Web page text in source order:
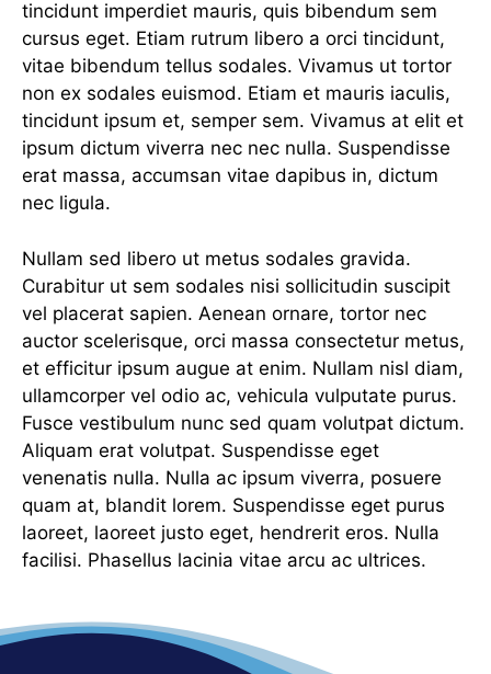
tincidunt imperdiet mauris, quis bibendum sem
cursus eget. Etiam rutrum libero a orci tincidunt,
vitae bibendum tellus sodales. Vivamus ut tortor
non ex sodales euismod. Etiam et mauris iaculis,
tincidunt ipsum et, semper sem. Vivamus at elit et
ipsum dictum viverra nec nec nulla. Suspendisse
erat massa, accumsan vitae dapibus in, dictum
nec ligula.
Nullam sed libero ut metus sodales gravida.
Curabitur ut sem sodales nisi sollicitudin suscipit
vel placerat sapien. Aenean ornare, tortor nec
auctor scelerisque, orci massa consectetur metus,
et efficitur ipsum augue at enim. Nullam nisl diam,
ullamcorper vel odio ac, vehicula vulputate purus.
Fusce vestibulum nunc sed quam volutpat dictum.
Aliquam erat volutpat. Suspendisse eget
venenatis nulla. Nulla ac ipsum viverra, posuere
quam at, blandit lorem. Suspendisse eget purus
laoreet, laoreet justo eget, hendrerit eros. Nulla
facilisi. Phasellus lacinia vitae arcu ac ultrices.